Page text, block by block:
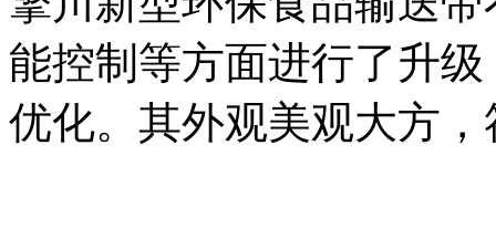
能控制等方面进行了升
优化。其外观美观大方